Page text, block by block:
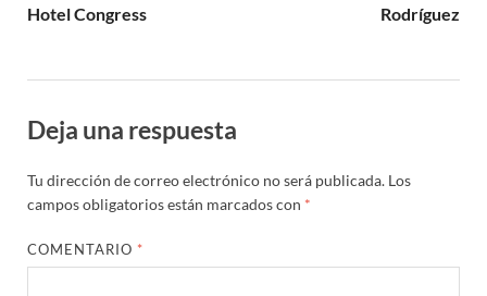
Hotel Congress
Rodríguez
Deja una respuesta
Tu dirección de correo electrónico no será publicada. Los
campos obligatorios están marcados con *
COMENTARIO *